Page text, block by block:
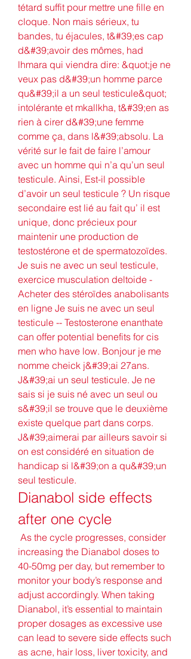
tétard suffit pour mettre une fille en
cloque. Non mais sérieux, tu
bandes, tu éjacules, t&#39;es cap
d&#39;avoir des mômes, had
lhmara qui viendra dire: &quot;je ne
veux pas d&#39;un homme parce
qu&#39;il a un seul testicule&quot;
intolérante et mkallkha, t&#39;en as
rien à cirer d&#39;une femme
comme ça, dans l&#39;absolu. La
vérité sur le fait de faire l’amour
avec un homme qui n’a qu’un seul
testicule. Ainsi, Est-il possible
d’avoir un seul testicule ? Un risque
secondaire est lié au fait qu’ il est
unique, donc précieux pour
maintenir une production de
testostérone et de spermatozoïdes.
Je suis ne avec un seul testicule,
exercice musculation deltoide -
Acheter des stéroïdes anabolisants
en ligne Je suis ne avec un seul
testicule -- Testosterone enanthate
can offer potential benefits for cis
men who have low. Bonjour je me
nomme cheick j&#39;ai 27ans.
J&#39;ai un seul testicule. Je ne
sais si je suis né avec un seul ou
s&#39;il se trouve que le deuxième
existe quelque part dans corps.
J&#39;aimerai par ailleurs savoir si
on est considéré en situation de
handicap si l&#39;on a qu&#39;un
seul testicule.
Dianabol side effects
after one cycle
increasing the Dianabol doses to
40-50mg per day, but remember to
monitor your body’s response and
adjust accordingly. When taking
Dianabol, it’s essential to maintain
proper dosages as excessive use
can lead to severe side effects such
as acne, hair loss, liver toxicity, and